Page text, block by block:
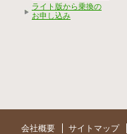
ライト版から乗換の
お申し込み
会社概要 サイトマップ